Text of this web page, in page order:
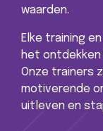
waarden.
Elke training
het ontdekken
Onze trainers
motiverende
uitleven en